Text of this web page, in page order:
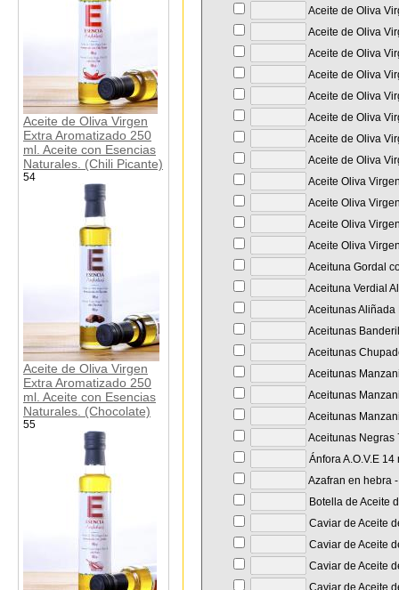
Aceite de Oliva Virgen
Extra Aromatizado 250
ml. Aceite con Esencias
Naturales. (Chili Picante)
54
Aceite de Oliva Virgen
Extra Aromatizado 250
ml. Aceite con Esencias
Naturales. (Chocolate)
55
Aceite de Oliva
Aceite de Oliva
Aceite de Oliva
Aceite de Oliva
Aceite de Oliva
Aceite de Oliva
Aceite de Oliva
Aceite de Oliva
Aceite Oliva
Aceite Oliva
Aceite Oliva
Aceite Oliva
Aceituna Gordal
Aceituna Verdial
Aceitunas Aliñada
Aceitunas
Aceitunas
Aceitunas
Aceitunas
Aceitunas
Aceitunas Negras
Ánfora A.O.V.E
Azafran en hebra
Botella de Aceite
Caviar de Aceite
Caviar de Aceite
Caviar de Aceite
Caviar de Aceite